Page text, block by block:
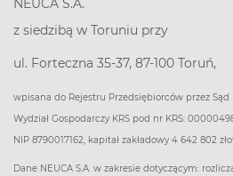
NEUCA S.A.
z siedzibą w Toruniu przy
ul. Forteczna 35-37, 87-100 Toruń,
wpisana do Rejestru Przedsiębiorców przez Sąd
Wydział Gospodarczy KRS pod nr KRS:
NIP 8790017162, kapitał zakładowy 4 642 802
Dane NEUCA S.A. w zakresie dotyczącym: